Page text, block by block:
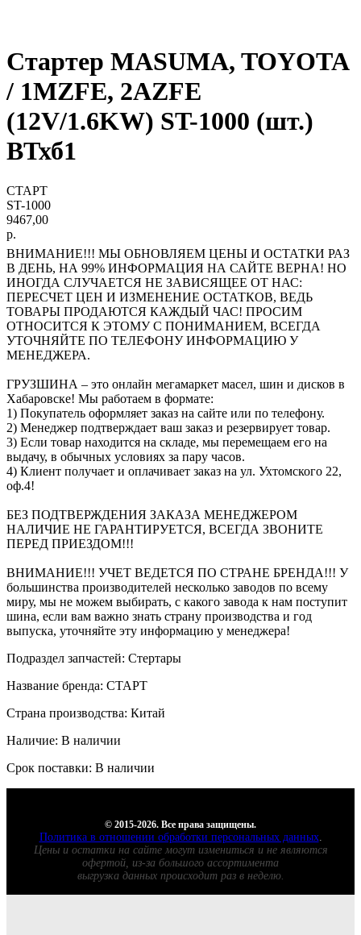
Стартер MASUMA, TOYOTA
/ 1MZFE, 2AZFE
(12V/1.6KW) ST-1000 (шт.)
ВТхб1
СТАРТ
ST-1000
9467,00
р.
ВНИМАНИЕ!!! МЫ ОБНОВЛЯЕМ ЦЕНЫ И ОСТАТКИ РАЗ
В ДЕНЬ, НА 99% ИНФОРМАЦИЯ НА САЙТЕ ВЕРНА! НО
ИНОГДА СЛУЧАЕТСЯ НЕ ЗАВИСЯЩЕЕ ОТ НАС:
ПЕРЕСЧЕТ ЦЕН И ИЗМЕНЕНИЕ ОСТАТКОВ, ВЕДЬ
ТОВАРЫ ПРОДАЮТСЯ КАЖДЫЙ ЧАС! ПРОСИМ
ОТНОСИТСЯ К ЭТОМУ С ПОНИМАНИЕМ, ВСЕГДА
УТОЧНЯЙТЕ ПО ТЕЛЕФОНУ ИНФОРМАЦИЮ У
МЕНЕДЖЕРА.
ГРУЗШИНА – это онлайн мегамаркет масел, шин и дисков в
Хабаровске! Мы работаем в формате:
1) Покупатель оформляет заказ на сайте или по телефону.
2) Менеджер подтверждает ваш заказ и резервирует товар.
3) Если товар находится на складе, мы перемещаем его на
выдачу, в обычных условиях за пару часов.
4) Клиент получает и оплачивает заказ на ул. Ухтомского 22,
оф.4!
БЕЗ ПОДТВЕРЖДЕНИЯ ЗАКАЗА МЕНЕДЖЕРОМ
НАЛИЧИЕ НЕ ГАРАНТИРУЕТСЯ, ВСЕГДА ЗВОНИТЕ
ПЕРЕД ПРИЕЗДОМ!!!
ВНИМАНИЕ!!! УЧЕТ ВЕДЕТСЯ ПО СТРАНЕ БРЕНДА!!! У
большинства производителей несколько заводов по всему
миру, мы не можем выбирать, с какого завода к нам поступит
шина, если вам важно знать страну производства и год
выпуска, уточняйте эту информацию у менеджера!
Подраздел запчастей: Стертары
Название бренда: СТАРТ
Страна производства: Китай
Наличие: В наличии
Срок поставки: В наличии
© 2015-2026. Все права защищены.
Политика в отношении обработки персональных данных.
Цены и остатки на сайте могут измениться и не являются
офертой, из-за большого ассортимента
выгрузка данных происходит раз в неделю.